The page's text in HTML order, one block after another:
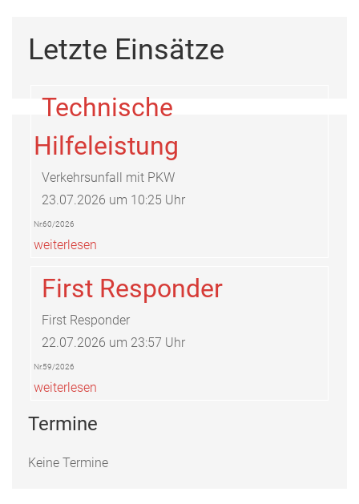
Letzte Einsätze
Technische
Hilfeleistung
Verkehrsunfall mit PKW
23.07.2026 um 10:25 Uhr
Nr.60/2026
weiterlesen
First Responder
First Responder
22.07.2026 um 23:57 Uhr
Nr.59/2026
weiterlesen
Termine
Keine Termine